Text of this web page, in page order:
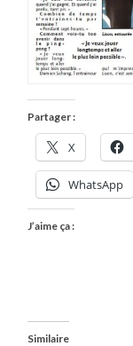
Partager :
X
WhatsApp
J’aime ça :
Similaire